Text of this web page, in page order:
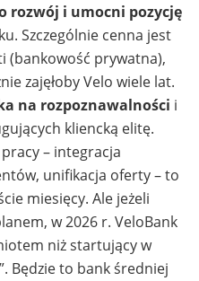
rozwój i umocni pozycję
Szczególnie cenna jest
(bankowość prywatna),
zajęłoby Velo wiele lat.
na rozpoznawalności i
kliencką elitę.
– integracja
unifikacja oferty – to
miesięcy. Ale jeżeli
w 2026 r. VeloBank
niż startujący w
Będzie to bank średniej